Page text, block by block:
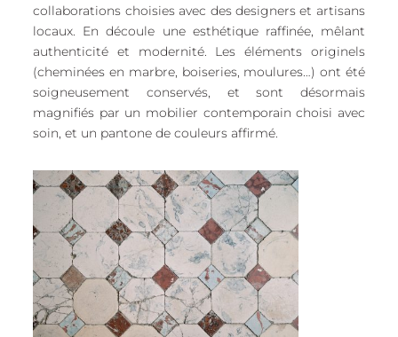
collaborations choisies avec des designers et artisans
locaux. En découle une esthétique raffinée, mêlant
authenticité et modernité. Les éléments originels
(cheminées en marbre, boiseries, moulures…) ont été
soigneusement conservés, et sont désormais
magnifiés par un mobilier contemporain choisi avec
soin, et un pantone de couleurs affirmé.